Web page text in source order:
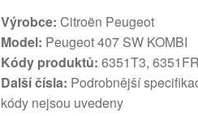
Výrobce: Citroën Peugeot
Model: Peugeot 407 SW KOMBI
Kódy produktů: 6351T3, 6351FR
Další čísla: Podrobnější
kódy nejsou uvedeny